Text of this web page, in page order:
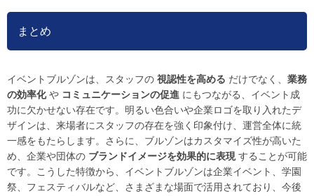
まとめ
イベントブルゾンは、スタッフの 視認性を高める だけでなく、 業務
の効率化や コミュニケーションの促進 にもつながる、イベント成
功に欠かせない存在です。明るい色合いや企業ロゴを取り入れたデ
ザインは、来場者にスタッフの存在を強く印象付け、運営全体に統
一感をもたらします。さらに、ブルゾンはカスタマイズ性が高いた
め、企業や団体の ブランドイメージを効果的に表現することが可能
です。こうした特徴から、イベントブルゾンは企業イベント、学園
祭、フェスティバルなど、さまざまな場面で活用されており、今後